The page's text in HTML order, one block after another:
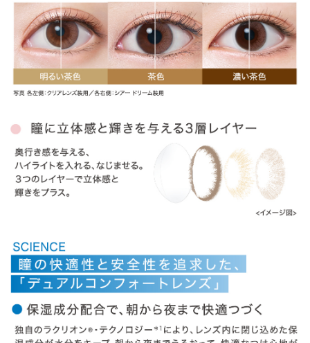
» ヴィヴィッドスタイル
» ラディアントシック
商品についてのお問い合わせ